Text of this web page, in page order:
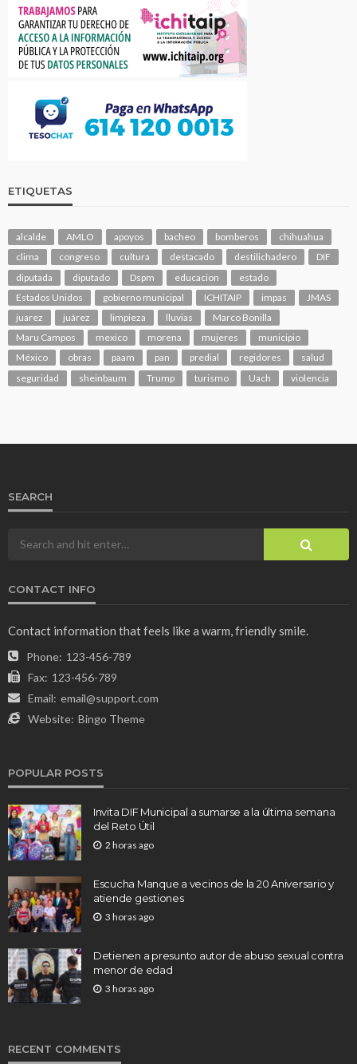
ETIQUETAS
alcalde AMLO apoyos bacheo bomberos
chihuahua
clima
congreso cultura destacado destilichadero
DIF
diputada
diputado Dspm educacion
estado
Estados Unidos
gobierno municipal ICHITAIP impas
JMAS
juarez
juárez limpieza lluvias
Marco Bonilla
Maru Campos
mexico morena mujeres
municipio
México
obras paam pan predial regidores
salud
seguridad
sheinbaum Trump turismo Uach violencia
SEARCH
CONTACT INFO
Contact information that feels like a warm, friendly smile.
Phone: 123-456-789
Fax: 123-456-789
Email: email@support.com
Website: Bingo Theme
POPULAR POSTS
Invita DIF Municipal a sumarse a la última semana
del Reto Útil
2 horas ago
Escucha Manque a vecinos de la 20 Aniversario y
atiende gestiones
3 horas ago
Detienen a presunto autor de abuso sexual contra
menor de edad
3 horas ago
RECENT COMMENTS